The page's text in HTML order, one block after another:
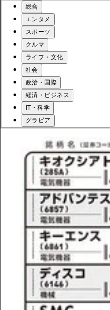
総合
エンタメ
スポーツ
クルマ
ライフ・文化
社会
政治・国際
経済・ビジネス
IT・科学
グラビア